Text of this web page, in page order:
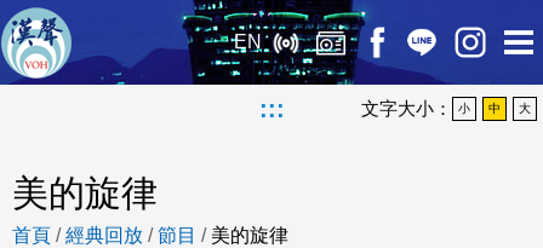
EN
::: 文字大小： 小 中 大
美的旋律
首頁 /經典回放 /節目 / 美的旋律